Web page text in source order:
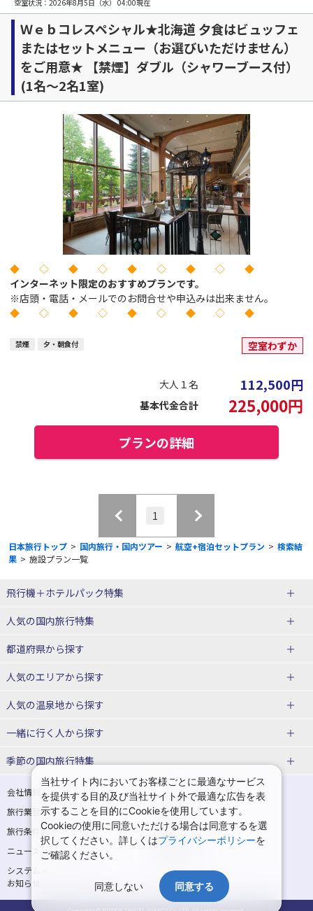
空室状況： 2026年8月5日（水） 04:00現在
Ｗｅｂコレスペシャル★北海道 夕食はビュッフェ
またはセットメニュー（お選びいただけません）
をご用意★ 【禁煙】ダブル（シャワーブース付）
(1名～2名1室)
◆ ◇ ◆ ◇ ◆ ◇ ◆ ◇ ◆
インターネット限定のおすすめプランです。
※店頭・電話・メールでのお問合せや申込みは出来ません。
◆ ◇ ◆ ◇ ◆ ◇ ◆ ◇ ◆
禁煙 夕・朝食付 空室わずか
大人１名 112,500円
基本代金合計 225,000円
プランの詳細
1
日本旅行トップ > 国内旅行・国内ツアー > 航空+宿泊セットプラン > 検索結
果 > 施設プラン一覧
飛行機＋ホテルパック特集
赤い風船ダイナミックパッケージ
ＪＡＬで行く飛行機+ホテルパック
人気の国内旅行特集
東京ディズニーリゾート®への旅
ユニバーサル・スタジオ・ジャパ
都道府県から探す
北海道旅行・ツアー
東北
青森旅行・ツアー
宮城旅行・ツアー
秋田旅行・ツアー
山形旅行・ツアー
福島旅行・ツアー
関東
東京旅行・ツアー
埼玉旅行・ツアー
千葉旅行・ツアー
茨城旅行・ツアー
人気のエリアから探す
函館旅行
仙台旅行
那須旅行
日光旅行
小笠原旅行
神津島旅行
青ヶ島旅行
人気の温泉地から探す
北海道
湯の川温泉(北海道)
十勝川温泉(北海道)
阿寒湖温泉(北海道)
洞爺湖温泉(北海道)
川湯温泉(北海道)
層雲峡温泉(北海道)
知床温泉(北海道)
花巻温泉(岩手)
蔵王温泉(山形)
一緒に行く人から探す
一人旅 国内版
カップル・夫婦旅行 国内版
女子旅 国内版
卒業旅行・学生旅行 国内版
季節の国内旅行特集
桜・お花見特集
ゴールデンウィーク（GW）の国内
旅行
夏休み・お盆の国内旅行
7月の国内旅行
8月の国内旅行
10月の国内旅行
11月の国内旅行
紅葉旅行
クリスマスの国内旅行
会社情報
プライバシーポリシー
旅行業登録票・約款
規約集
旅行条件書
商標について
ニュースリリース
システムメンテナンスの
お知らせ
サイトマップ
当社サイト内においてお客様ごとに最適なサービス
を提供する目的及び当社サイト外で最適な広告を表
示することを目的にCookieを使用しています。
Cookieの使用に同意いただける場合は同意するを選
択してください。詳しくはプライバシーポリシーを
ご確認ください。
同意しない 同意する